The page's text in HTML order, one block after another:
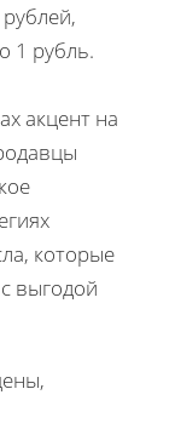
1 рубль.
акцент на
которые
выгодой